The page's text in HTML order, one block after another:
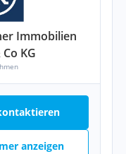
Immobilien
KG
anzeigen